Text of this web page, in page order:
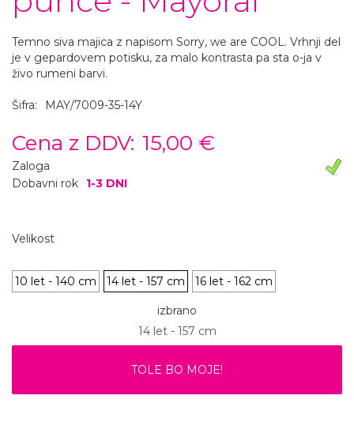
Temno siva majica z napisom Sorry, we are COOL. Vrhnji del
je v gepardovem potisku, za malo kontrasta pa sta o-ja v
živo rumeni barvi.
Šifra: MAY/7009-35-14Y
Cena z DDV: 15,00 €
Zaloga
Dobavni rok
1-3 DNI
Velikost
10 let - 140 cm 14 let - 157 cm 16 let - 162 cm
izbrano
14 let - 157 cm
TOLE BO MOJE!